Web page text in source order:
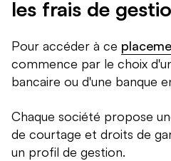
les frais de
Pour accéder à ce
commence par le choix
bancaire ou d'une banque
Chaque société propose
de courtage et droits de
un profil de gestion.